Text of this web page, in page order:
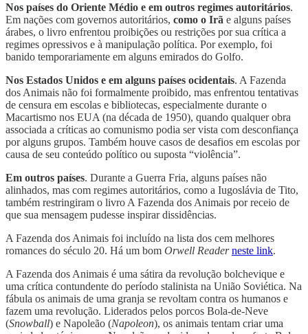
Nos países do Oriente Médio e em outros regimes autoritários.
Em nações com governos autoritários, como o Irã e alguns países
árabes, o livro enfrentou proibições ou restrições por sua crítica a
regimes opressivos e à manipulação política. Por exemplo, foi
banido temporariamente em alguns emirados do Golfo.
Nos Estados Unidos e em alguns países ocidentais. A Fazenda
dos Animais não foi formalmente proibido, mas enfrentou tentativas
de censura em escolas e bibliotecas, especialmente durante o
Macartismo nos EUA (na década de 1950), quando qualquer obra
associada a críticas ao comunismo podia ser vista com desconfiança
por alguns grupos. Também houve casos de desafios em escolas por
causa de seu conteúdo político ou suposta “violência”.
Em outros países. Durante a Guerra Fria, alguns países não
alinhados, mas com regimes autoritários, como a Iugoslávia de Tito,
também restringiram o livro A Fazenda dos Animais por receio de
que sua mensagem pudesse inspirar dissidências.
A Fazenda dos Animais foi incluído na lista dos cem melhores
romances do século 20. Há um bom Orwell Reader neste link.
A Fazenda dos Animais é uma sátira da revolução bolchevique e
uma crítica contundente do período stalinista na União Soviética. Na
fábula os animais de uma granja se revoltam contra os humanos e
fazem uma revolução. Liderados pelos porcos Bola-de-Neve
(Snowball) e Napoleão (Napoleon), os animais tentam criar uma